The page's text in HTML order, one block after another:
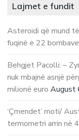
Lajmet e fundit
Asteroidi që mund
fuqinë e 22
Behgjet Pacolli: –
nuk mbajnë asnjë
milionë euro August
‘Çmendet’ moti/
termometri arrin në